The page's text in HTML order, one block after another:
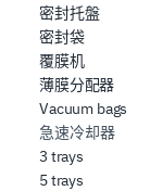
密封托盤
密封袋
覆膜机
薄膜分配器
Vacuum bags
急速冷却器
3 trays
5 trays